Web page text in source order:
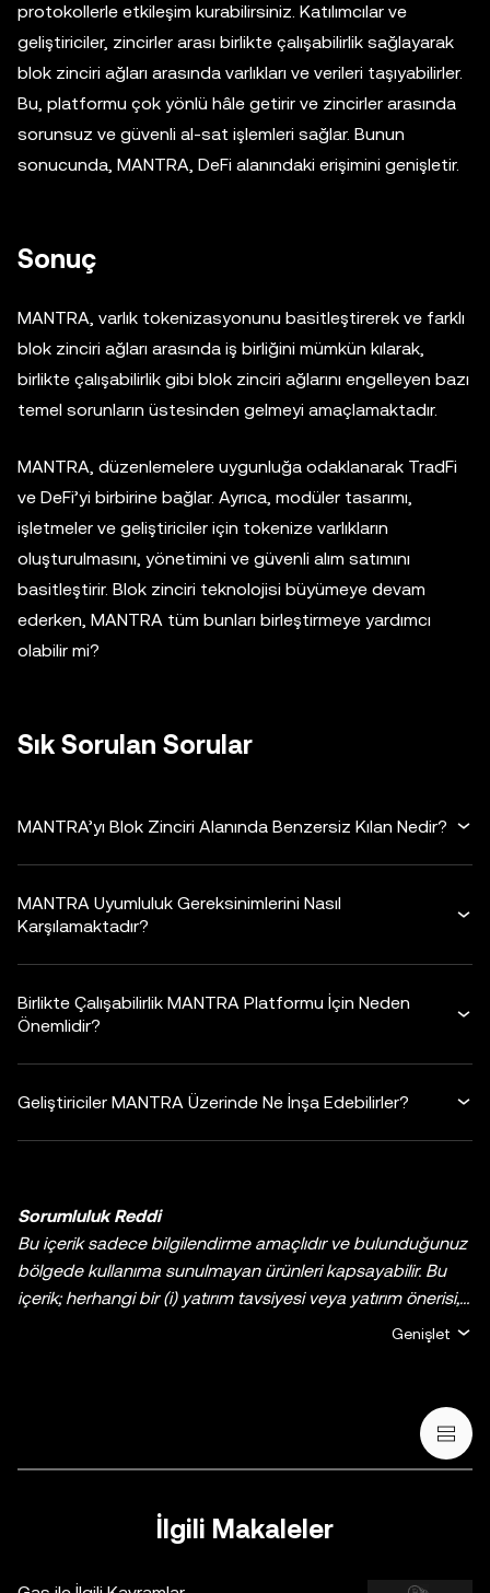
protokollerle etkileşim kurabilirsiniz. Katılımcılar ve
geliştiriciler, zincirler arası birlikte çalışabilirlik sağlayarak
blok zinciri ağları arasında varlıkları ve verileri taşıyabilirler.
Bu, platformu çok yönlü hâle getirir ve zincirler arasında
sorunsuz ve güvenli al-sat işlemleri sağlar. Bunun
sonucunda, MANTRA, DeFi alanındaki erişimini genişletir.
Sonuç
MANTRA, varlık tokenizasyonunu basitleştirerek ve farklı
blok zinciri ağları arasında iş birliğini mümkün kılarak,
birlikte çalışabilirlik gibi blok zinciri ağlarını engelleyen bazı
temel sorunların üstesinden gelmeyi amaçlamaktadır.
MANTRA, düzenlemelere uygunluğa odaklanarak TradFi
ve DeFi’yi birbirine bağlar. Ayrıca, modüler tasarımı,
işletmeler ve geliştiriciler için tokenize varlıkların
oluşturulmasını, yönetimini ve güvenli alım satımını
basitleştirir. Blok zinciri teknolojisi büyümeye devam
ederken, MANTRA tüm bunları birleştirmeye yardımcı
olabilir mi?
Sık Sorulan Sorular
MANTRA’yı Blok Zinciri Alanında Benzersiz Kılan Nedir?
MANTRA Uyumluluk Gereksinimlerini Nasıl
Karşılamaktadır?
Birlikte Çalışabilirlik MANTRA Platformu İçin Neden
Önemlidir?
Geliştiriciler MANTRA Üzerinde Ne İnşa Edebilirler?
Sorumluluk Reddi
Bu içerik sadece bilgilendirme amaçlıdır ve bulunduğunuz
bölgede kullanıma sunulmayan ürünleri kapsayabilir. Bu
içerik; herhangi bir (i) yatırım tavsiyesi veya yatırım önerisi,
(ii) kripto varlıklarının/dijital varlıkların satın alınmasına,
tavsiye verme amacı taşımamaktadır. Sabit coinler ve
NFT’ler de dâhil olmak üzere tüm kripto varlıkları/dijital
yapmanın veya bu varlıklara sahip olmanın sizin için uygun
olup olmadığını, kendi finansal durumunuz çerçevesinde
Genişlet
İlgili Makaleler